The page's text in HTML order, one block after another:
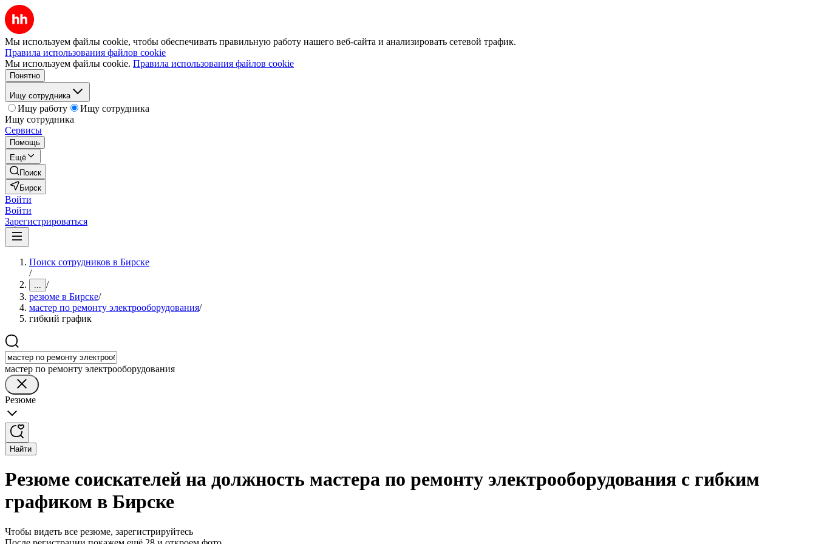
Мы используем файлы cookie, чтобы обеспечивать правильную работу нашего веб-сайта и анализировать сетевой трафик.
Правила использования файлов cookie
Мы используем файлы cookie. Правила использования файлов cookie
Понятно
Ищу сотрудника
Ищу работу
Ищу сотрудника
Ищу сотрудника
Сервисы
Помощь
Ещё
Поиск
Бирск
Войти
Войти
Зарегистрироваться
Поиск сотрудников в Бирске
/
... /
резюме в Бирске/
мастер по ремонту электрооборудования/
гибкий график
мастер по ремонту электрооборудования
Резюме
Найти
Резюме соискателей на должность мастера по ремонту электрооборудования с гибким
графиком в Бирске
Чтобы видеть все резюме, зарегистрируйтесь